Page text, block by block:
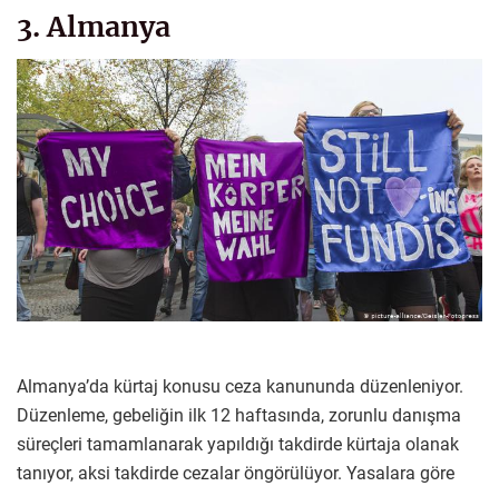
3. Almanya
Almanya’da kürtaj konusu ceza kanununda düzenleniyor.
Düzenleme, gebeliğin ilk 12 haftasında, zorunlu danışma
süreçleri tamamlanarak yapıldığı takdirde kürtaja olanak
tanıyor, aksi takdirde cezalar öngörülüyor. Yasalara göre